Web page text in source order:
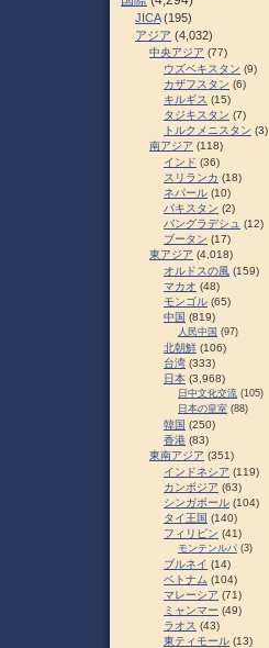
JICA(195)
アジア (4,032)
中央アジア (77)
ウズベキスタン (9)
カザフスタン (6)
キルギス (15)
タジキスタン (7)
トルクメニスタン (3)
南アジア (118)
インド (36)
スリランカ (18)
ネパール (10)
パキスタン (2)
バングラデシュ (12)
ブータン (17)
東アジア (4,018)
オルドスの風 (159)
マカオ (48)
モンゴル (65)
中国 (819)
人民中国 (97)
北朝鮮 (106)
台湾 (333)
日本 (3,968)
日中文化交流 (105)
日本の皇室 (88)
韓国 (250)
香港 (83)
東南アジア (351)
インドネシア (119)
カンボジア (63)
シンガポール (104)
タイ王国 (140)
フィリピン (41)
モンテンルパ (3)
ブルネイ (14)
ベトナム (104)
マレーシア (71)
ミャンマー (49)
ラオス (43)
東ティモール (13)